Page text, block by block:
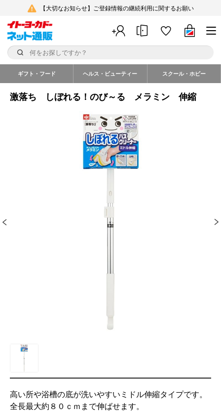
【大切なお知らせ】ご登録情報の継続利用に関するお願い
ギフト・フード ヘルス・ビューティー スクール・ホビー
激落ち しぼれる！のび～る メラミン 伸縮
高い所や浴槽の底が洗いやすいミドル伸縮タイプです。
全長最大約８０ｃｍまで伸ばせます。